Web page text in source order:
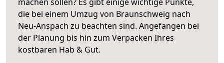
die bei einem Umzug von Braunschweig nach
Neu-Anspach zu beachten sind. Angefangen bei
der Planung bis hin zum Verpacken Ihres
kostbaren Hab & Gut.